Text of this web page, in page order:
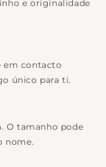
e originalidade
em contacto
único para ti.
O tamanho pode
nome.